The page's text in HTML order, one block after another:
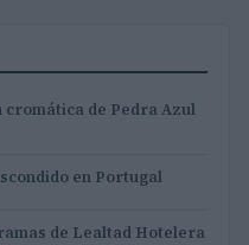
de Pedra Azul
en Portugal
de Lealtad Hotelera